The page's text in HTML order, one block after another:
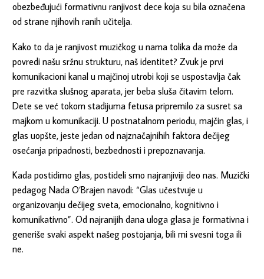
obezbeđujući formativnu ranjivost dece koja su bila označena
od strane njihovih ranih učitelja.
Kako to da je ranjivost muzičkog u nama tolika da može da
povredi našu sržnu strukturu, naš identitet? Zvuk je prvi
komunikacioni kanal u majčinoj utrobi koji se uspostavlja čak
pre razvitka slušnog aparata, jer beba sluša čitavim telom.
Dete se već tokom stadijuma fetusa pripremilo za susret sa
majkom u komunikaciji. U postnatalnom periodu, majčin glas, i
glas uopšte, jeste jedan od najznačajnihih faktora dečijeg
osećanja pripadnosti, bezbednosti i prepoznavanja.
Kada postidimo glas, postideli smo najranjiviji deo nas. Muzički
pedagog Nada O’Brajen navodi: “Glas učestvuje u
organizovanju dečijeg sveta, emocionalno, kognitivno i
komunikativno”. Od najranijih dana uloga glasa je formativna i
generiše svaki aspekt našeg postojanja, bili mi svesni toga ili
ne.